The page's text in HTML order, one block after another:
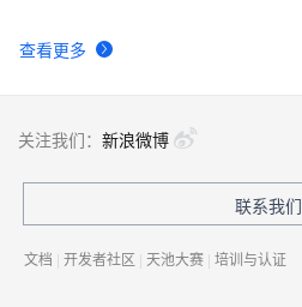
查看更多
关注我们： 新浪微博
联系我们
文档 | 开发者社区 | 天池大赛 | 培训与认证